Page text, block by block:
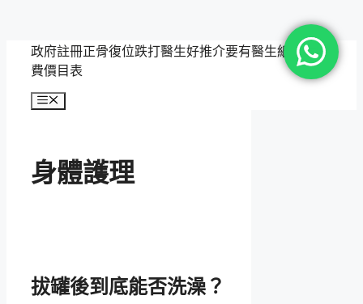
政府註冊正骨復位跌打醫生好推介要有醫生紙，附收
費價目表
選
身體護理
拔罐後到底能否洗澡？